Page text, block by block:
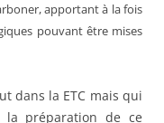
apportant à la fois
pouvant être mises
dans la ETC mais qui
préparation de ce